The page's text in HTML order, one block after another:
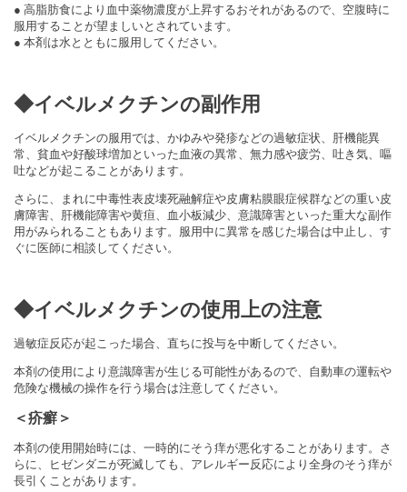
● 高脂肪食により血中薬物濃度が上昇するおそれがあるので、空腹時に
服用することが望ましいとされています。
● 本剤は水とともに服用してください。
◆イベルメクチンの副作用
イベルメクチンの服用では、かゆみや発疹などの過敏症状、肝機能異
常、貧血や好酸球増加といった血液の異常、無力感や疲労、吐き気、嘔
吐などが起こることがあります。
さらに、まれに中毒性表皮壊死融解症や皮膚粘膜眼症候群などの重い皮
膚障害、肝機能障害や黄疸、血小板減少、意識障害といった重大な副作
用がみられることもあります。服用中に異常を感じた場合は中止し、す
ぐに医師に相談してください。
◆イベルメクチンの使用上の注意
過敏症反応が起こった場合、直ちに投与を中断してください。
本剤の使用により意識障害が生じる可能性があるので、自動車の運転や
危険な機械の操作を行う場合は注意してください。
＜疥癬＞
本剤の使用開始時には、一時的にそう痒が悪化することがあります。さ
らに、ヒゼンダニが死滅しても、アレルギー反応により全身のそう痒が
長引くことがあります。